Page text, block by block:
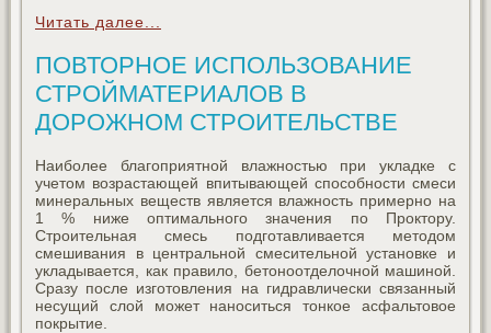
Читать далее...
ПОВТОРНОЕ ИСПОЛЬЗОВАНИЕ
СТРОЙМАТЕРИАЛОВ В
ДОРОЖНОМ СТРОИТЕЛЬСТВЕ
Наиболее благоприятной влажностью при укладке с
учетом возрастающей впитывающей способности смеси
минеральных веществ является влажность примерно на
1 % ниже оптимального значения по Проктору.
Строительная смесь подготавливается методом
смешивания в центральной смесительной установке и
укладывается, как правило, бетоноотделочной машиной.
Сразу после изготовления на гидравлически связанный
несущий слой может наноситься тонкое асфальтовое
покрытие.